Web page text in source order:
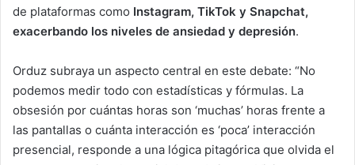
de plataformas como Instagram, TikTok y Snapchat,
exacerbando los niveles de ansiedad y depresión.
Orduz subraya un aspecto central en este debate: “No
podemos medir todo con estadísticas y fórmulas. La
obsesión por cuántas horas son ‘muchas’ horas frente a
las pantallas o cuánta interacción es ‘poca’ interacción
presencial, responde a una lógica pitagórica que olvida el